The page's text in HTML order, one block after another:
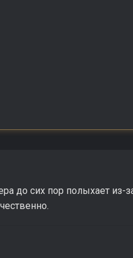
до сих пор полыхает из-